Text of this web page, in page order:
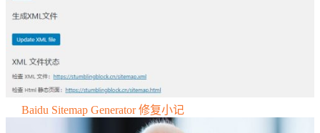
Baidu Sitemap Generator 修复小记